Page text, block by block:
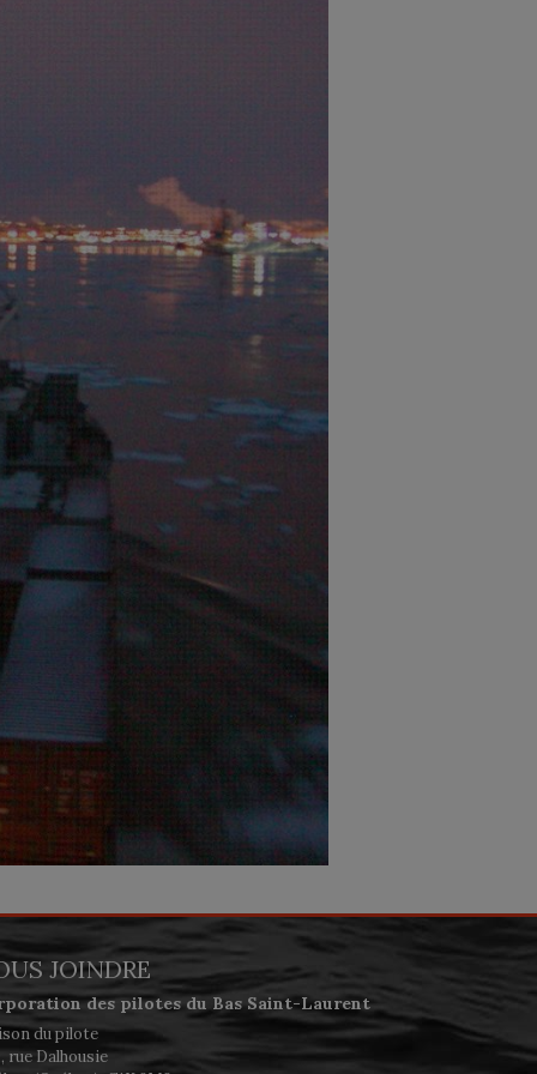
JOINDRE
des pilotes du Bas Saint-Laurent
du pilote
rue Dalhousie